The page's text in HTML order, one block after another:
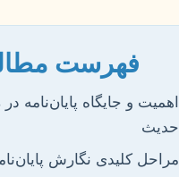
فهرست
اهمیت و جایگاه پایان‌نامه
حدیث
مراحل کلیدی نگارش